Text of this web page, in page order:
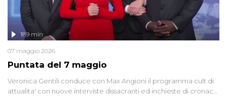
Puntata del 7 maggio
189 min
07 maggio 2026
Veronica Gentili conduce con Max Angioni il programma cult di
attualita' con nuove interviste dissacranti ed inchieste di cronaca